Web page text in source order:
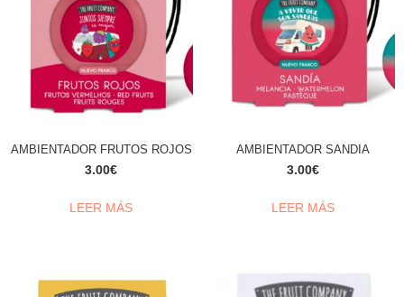
AMBIENTADOR FRUTOS ROJOS
3.00€
LEER MÁS
AMBIENTADOR SANDIA
3.00€
LEER MÁS